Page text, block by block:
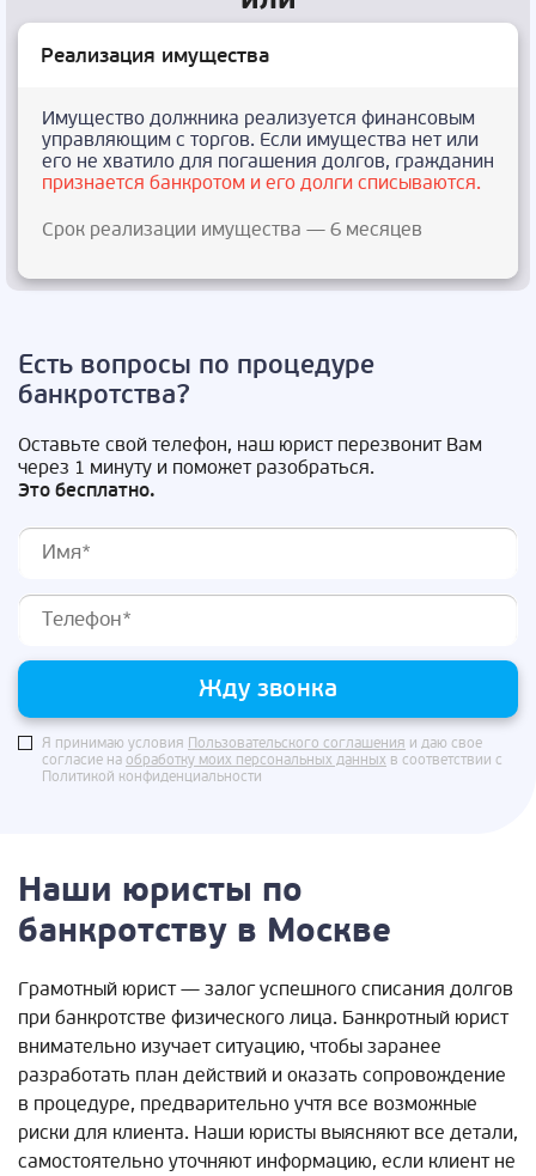
Реализация имущества
Имущество должника реализуется финансовым
управляющим с торгов. Если имущества нет или
его не хватило для погашения долгов, гражданин
признается банкротом и его долги списываются.
Срок реализации имущества — 6 месяцев
Есть вопросы по процедуре
банкротства?
Оставьте свой телефон, наш юрист перезвонит Вам
через 1 минуту и поможет разобраться.
Это бесплатно.
Жду звонка
Я принимаю условия Пользовательского соглашения и даю свое
согласие на обработку моих персональных данных в соответствии с
Политикой конфиденциальности
Наши юристы по
банкротству в Москве
Грамотный юрист — залог успешного списания долгов
при банкротстве физического лица. Банкротный юрист
внимательно изучает ситуацию, чтобы заранее
разработать план действий и оказать сопровождение
в процедуре, предварительно учтя все возможные
риски для клиента. Наши юристы выясняют все детали,
самостоятельно уточняют информацию, если клиент не